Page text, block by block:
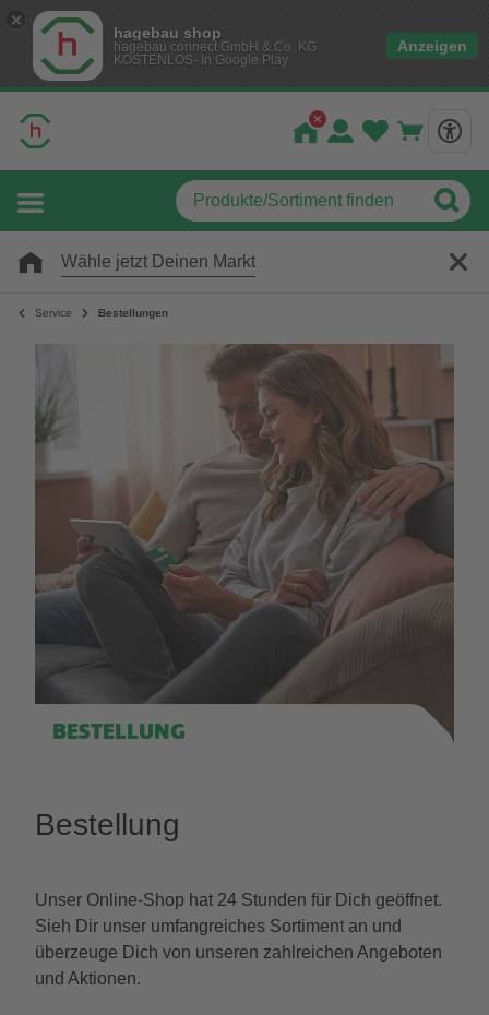
hagebau shop
hagebau connect GmbH & Co. KG
KOSTENLOS- In Google Play
Anzeigen
Wähle jetzt Deinen Markt
Service Bestellungen
BESTELLUNG
Bestellung
Unser Online-Shop hat 24 Stunden für Dich geöffnet.
Sieh Dir unser umfangreiches Sortiment an und
überzeuge Dich von unseren zahlreichen Angeboten
und Aktionen.